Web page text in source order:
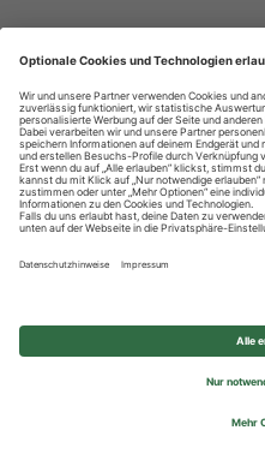
© 2026 REWE